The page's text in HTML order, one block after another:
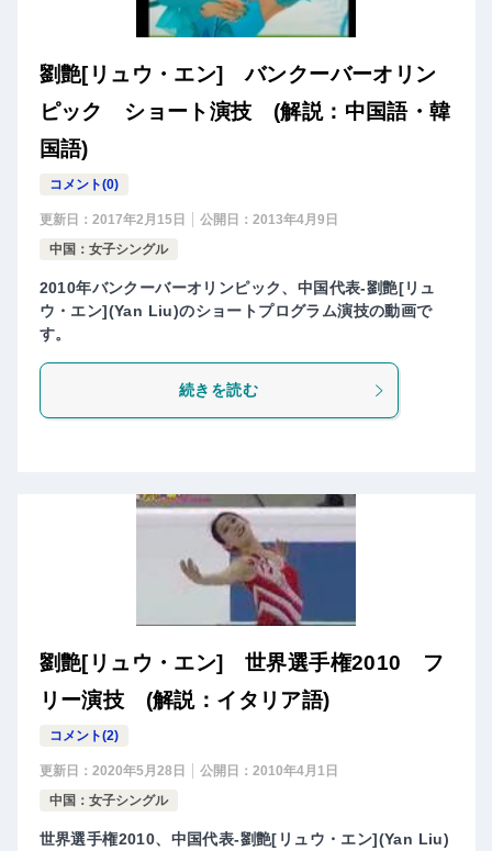
劉艶[リュウ・エン] バンクーバーオリン
ピック ショート演技 (解説：中国語・韓
国語)
コメント(0)
更新日： 2017年2月15日 公開日： 2013年4月9日
中国：女子シングル
2010年バンクーバーオリンピック、中国代表-劉艶[リュ
ウ・エン](Yan Liu)のショートプログラム演技の動画で
す。
続きを読む
劉艶[リュウ・エン] 世界選手権2010 フ
リー演技 (解説：イタリア語)
コメント(2)
更新日： 2020年5月28日 公開日： 2010年4月1日
中国：女子シングル
世界選手権2010、中国代表-劉艶[リュウ・エン](Yan Liu)